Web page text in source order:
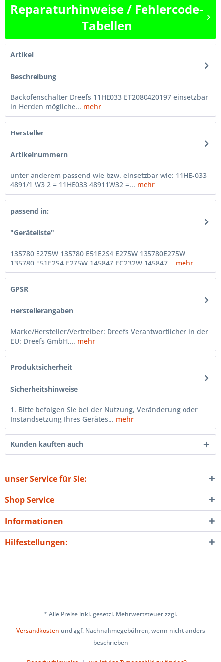
Reparaturhinweise / Fehlercode-
Tabellen
Artikel
Beschreibung
Backofenschalter Dreefs 11HE033 ET2080420197 einsetzbar
in Herden mögliche... mehr
Hersteller
Artikelnummern
unter anderem passend wie bzw. einsetzbar wie: 11HE-033
4891/1 W3 2 = 11HE033 48911W32 =... mehr
passend in:
"Geräteliste"
135780 E275W 135780 E51E2S4 E275W 135780E275W
135780 E51E2S4 E275W 145847 EC232W 145847... mehr
GPSR
Herstellerangaben
Marke/Hersteller/Vertreiber: Dreefs Verantwortlicher in der
EU: Dreefs GmbH,... mehr
Produktsicherheit
Sicherheitshinweise
1. Bitte befolgen Sie bei der Nutzung, Veränderung oder
Instandsetzung Ihres Gerätes... mehr
Kunden kauften auch
unser Service für Sie:
Shop Service
Informationen
Hilfestellungen:
* Alle Preise inkl. gesetzl. Mehrwertsteuer zzgl.
Versandkosten und ggf. Nachnahmegebühren, wenn nicht anders
beschrieben